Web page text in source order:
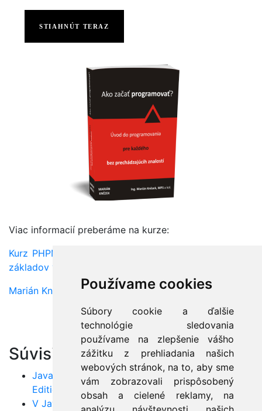
Používame cookies
Súbory cookie a ďalšie
technológie sledovania
používame na zlepšenie vášho
zážitku z prehliadania našich
webových stránok, na to, aby sme
vám zobrazovali prispôsobený
obsah a cielené reklamy, na
STIAHNÚT TERAZ
Viac informacií preberáme na kurze:
Kurz PHPMYSQLAJAX - Tvorba webových stránok od
základov v PHP a MySQL
Marián Knězek
Súvisiace články:
Java Standard Edition verzus Java Enterprise
Edition
V Jave je rýchlejšia správa pamäte ako v C++!